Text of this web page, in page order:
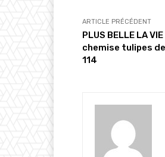
…
ARTICLE PRÉCÉDENT
PLUS BELLE LA
chemise tulipes
114